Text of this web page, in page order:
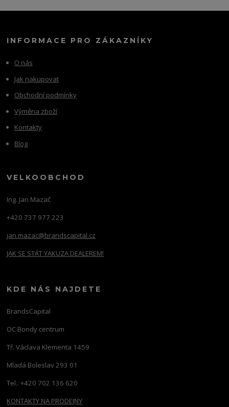
INFORMACE PRO ZÁKAZNÍKY
O nás
Jak nakupovat
Obchodní podmínky
Výměna zboží
Kontakty
Blog
VELKOOBCHOD
Ing. Jan Mazač
+420 737 977 223
jan.mazac@brandscapital.cz
JAK SE STÁT YAKUZA DEALEREM!
KDE NÁS NAJDETE
BrandsCapital
OC Bondy centrum
Tř. Václava Klementa 1459
Mladá Boleslav 293 01
Tel.: +420 702 136 620
KONTAKTY NA PRODEJNY